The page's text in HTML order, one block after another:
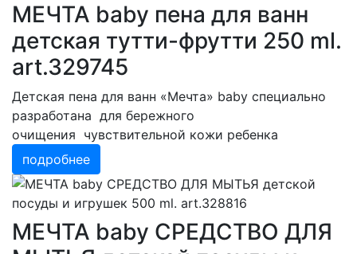
МЕЧТА baby пена для ванн
детская тутти-фрутти 250 ml.
art.329745
Детская пена для ванн «Мечта» baby специально
разработана для бережного
очищения чувствительной кожи ребенка
подробнее
МЕЧТА baby СРЕДСТВО ДЛЯ